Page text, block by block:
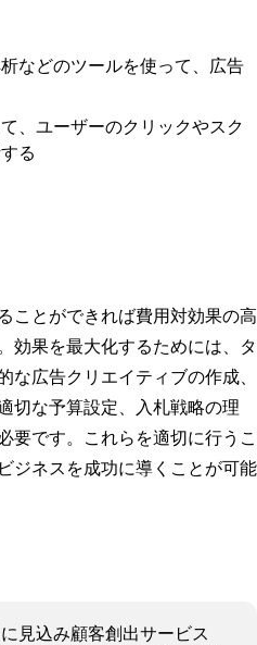
などのツールを使って、広告
、ユーザーのクリックやスク
る
ことができれば費用対効果の高
効果を最大化するためには、タ
な広告クリエイティブの作成、
切な予算設定、入札戦略の理
要です。これらを適切に行うこ
ジネスを成功に導くことが可能
見込み顧客創出サービス